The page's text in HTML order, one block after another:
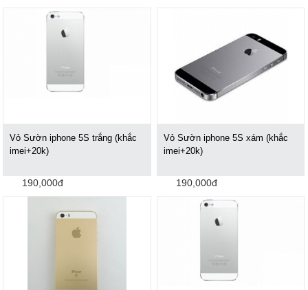
Vỏ Sườn iphone 5S trắng (khắc
imei+20k)
190,000đ
Vỏ Sườn iphone 5S xám (khắc
imei+20k)
190,000đ